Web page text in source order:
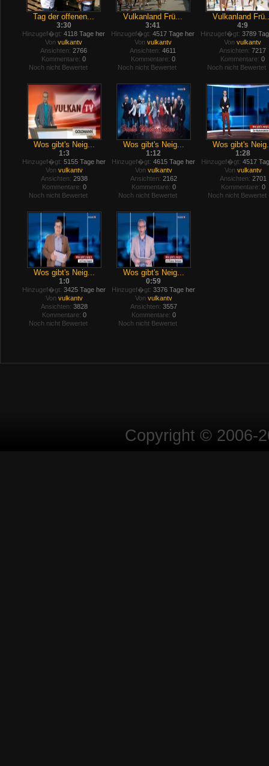
Tag der offenen...
3:30
Hinzugef�gt: 4118 Tage her
Von vulkantv
Ansichten: 2766
Kommentare: 0
Noch nicht Bewertet
Vulkanland Frü...
3:41
Hinzugef�gt: 4517 Tage her
Von vulkantv
Ansichten: 4611
Kommentare: 0
Noch nicht Bewertet
Vulkanland
4:9
Hinzugef�gt: 3789
Von vulkantv
Ansichten: 7217
Kommentare: 0
Noch nicht Bewertet
Wos gibt's Neig...
1:3
Hinzugef�gt: 5155 Tage her
Von vulkantv
Ansichten: 2938
Kommentare: 0
Noch nicht Bewertet
Wos gibt's Neig...
1:12
Hinzugef�gt: 4615 Tage her
Von vulkantv
Ansichten: 2162
Kommentare: 0
Noch nicht Bewertet
Wos gibt's
1:28
Hinzugef�gt: 4517
Von vulkantv
Ansichten: 2701
Kommentare: 0
Noch nicht Bewertet
Wos gibt's Neig...
1:0
Hinzugef�gt: 3425 Tage her
Von vulkantv
Ansichten: 3828
Kommentare: 0
Noch nicht Bewertet
Wos gibt's Neig...
0:59
Hinzugef�gt: 3376 Tage her
Von vulkantv
Ansichten: 3557
Kommentare: 0
Noch nicht Bewertet
Copyright © 2006-